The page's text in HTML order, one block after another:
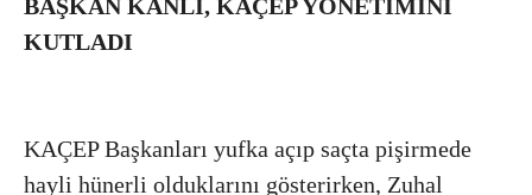
BAŞKAN KANLI, KAÇEP YÖNETİMİNİ
KUTLADI
KAÇEP Başkanları yufka açıp saçta pişirmede
hayli hünerli olduklarını gösterirken, Zuhal